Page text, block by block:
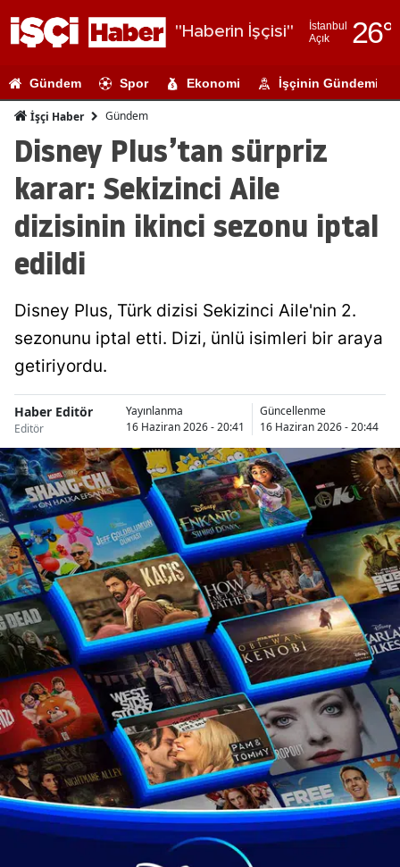
"Haberin İşçisi"
İstanbul
Açık
26°
Adıyaman
Ankara
Artvin
Aydın
Bilecik
Bingöl
Bitlis
Bolu
Burdur
Bursa
Çanakkale
Çankırı
Çorum
Denizli
Diyarbakır
Edirne
Gündem Spor Ekonomi İşçinin Gündemi
İşçi Haber Gündem
Disney Plus’tan sürpriz
karar: Sekizinci Aile
dizisinin ikinci sezonu iptal
edildi
Disney Plus, Türk dizisi Sekizinci Aile'nin 2.
sezonunu iptal etti. Dizi, ünlü isimleri bir araya
getiriyordu.
Haber Editör
Editör
Yayınlanma
16 Haziran 2026 - 20:41
Güncellenme
16 Haziran 2026 - 20:44